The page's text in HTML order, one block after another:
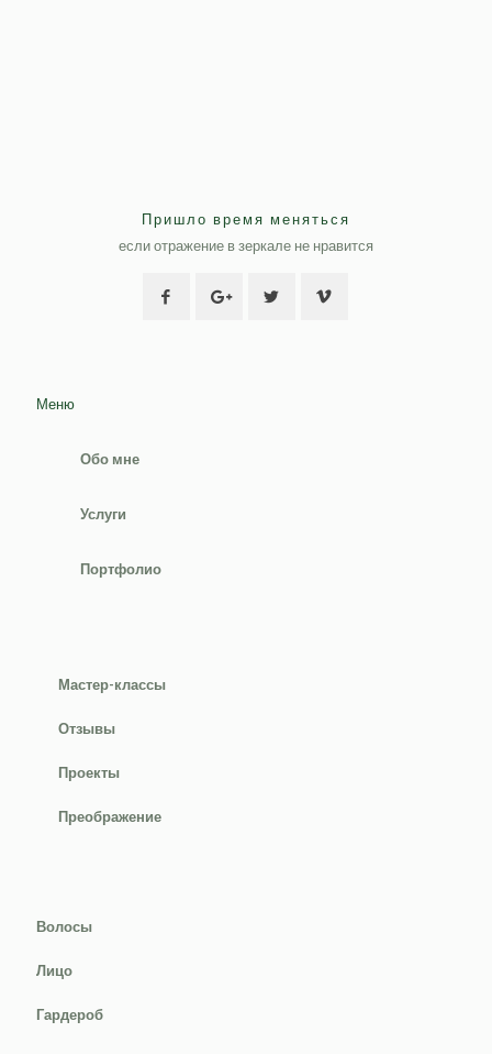
Пришло время меняться
если отражение в зеркале не нравится
Меню
Обо мне
Услуги
Портфолио
Мастер-классы
Отзывы
Проекты
Преображение
Волосы
Лицо
Гардероб